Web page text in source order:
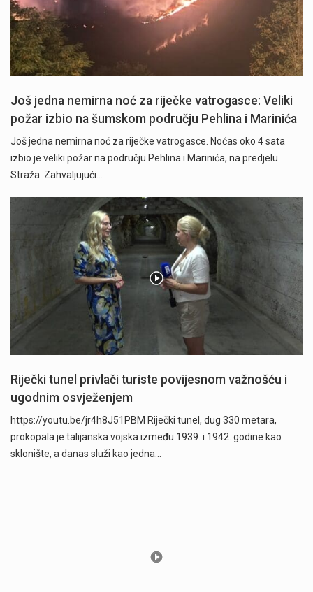
Još jedna nemirna noć za riječke vatrogasce: Veliki
požar izbio na šumskom području Pehlina i Marinića
Još jedna nemirna noć za riječke vatrogasce. Noćas oko 4 sata
izbio je veliki požar na području Pehlina i Marinića, na predjelu
Straža. Zahvaljujući…
Riječki tunel privlači turiste povijesnom važnošću i
ugodnim osvježenjem
https://youtu.be/jr4h8J51PBM Riječki tunel, dug 330 metara,
prokopala je talijanska vojska između 1939. i 1942. godine kao
sklonište, a danas služi kao jedna…